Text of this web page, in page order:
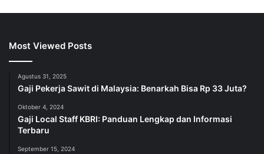
Most Viewed Posts
Agustus 31, 2025
Gaji Pekerja Sawit di Malaysia: Benarkah Bisa Rp 33 Juta?
Oktober 4, 2024
Gaji Local Staff KBRI: Panduan Lengkap dan Informasi
Terbaru
September 15, 2024